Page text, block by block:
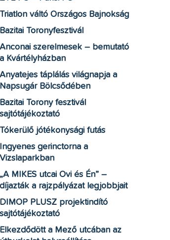
Triatlon váltó Országos Bajnokság
Bazitai Toronyfesztivál
Anconai szerelmesek – bemutató
a Kvártélyházban
Anyatejes táplálás világnapja a
Napsugár Bölcsődében
Bazitai Torony fesztivál
sajtótájékoztató
Tókerülő jótékonysági futás
Ingyenes gerinctorna a
Vizslaparkban
„A MIKES utcai Ovi és Én” –
díjazták a rajzpályázat legjobbjait
DIMOP PLUSZ projektindító
sajtótájékoztató
Elkezdődött a Mező utcában az